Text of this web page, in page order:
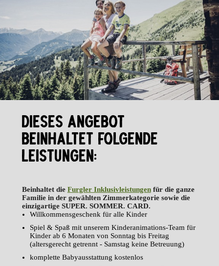
DIESES ANGEBOT
BEINHALTET FOLGENDE
LEISTUNGEN:
Beinhaltet die Furgler Inklusivleistungenfür die ganze
Familie in der gewählten Zimmerkategorie sowie die
einzigartige SUPER. SOMMER. CARD.
Willkommensgeschenk für alle Kinder
Spiel & Spaß mit unserem Kinderanimations-Team für
Kinder ab 6 Monaten von Sonntag bis Freitag
(altersgerecht getrennt - Samstag keine Betreuung)
komplette Babyausstattung kostenlos